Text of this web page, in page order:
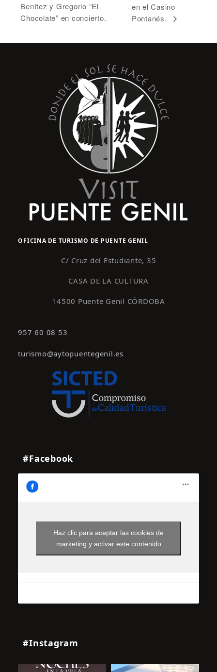
Benítez y Gregorio “El
Chocolate” en concierto.
en el Casino
Pontanés.
OFICINA DE TURISMO DE PUENTE GENIL
C/ Cruz del Estudiante, 35
CASA DE LA CULTURA
14500 Puente Genil CÓRDOBA
957 60 08 53
turismo@aytopuentegenil.es
#Facebook
Haz clic para aceptar las cookies de
marketing y activar este contenido
#Instagram